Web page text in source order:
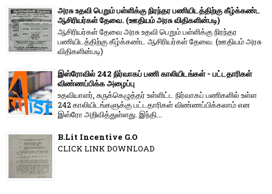
அரசு உதவி பெறும் பள்ளிக்கு நிரந்தர பணியிடத்திற்கு கீழ்க்கண்ட
ஆசிரியர்கள் தேவை. (ஊதியம் அரசு விதிகளின்படி)
ஆசிரியர்கள் தேவை அரசு உதவி பெறும் பள்ளிக்கு நிரந்தர
பணியிடத்திற்கு கீழ்க்கண்ட ஆசிரியர்கள் தேவை. (ஊதியம் அரசு
விதிகளின்படி)
இஸ்ரோவில் 242 நிர்வாகப் பணி காலியிடங்கள் - பட்டதாரிகள்
விண்ணப்பிக்க அழைப்பு
உதவியாளர், சுருக்கெழுத்தர் உள்ளிட்ட நிர்வாகப் பணிகளில் உள்ள
242 காலியிடங்களுக்கு பட்டதாரிகள் விண்ணப்பிக்கலாம் என
இஸ்ரோ அறிவித்துள்ளது. இந்தி...
B.Lit Incentive G.O
CLICK LINK DOWNLOAD